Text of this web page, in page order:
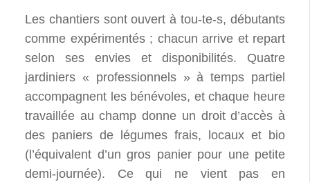
Les chantiers sont ouvert à tou-te-s, débutants
comme expérimentés ; chacun arrive et repart
selon ses envies et disponibilités. Quatre
jardiniers « professionnels » à temps partiel
accompagnent les bénévoles, et chaque heure
travaillée au champ donne un droit d’accès à
des paniers de légumes frais, locaux et bio
(l’équivalent d’un gros panier pour une petite
demi-journée). Ce qui ne vient pas en